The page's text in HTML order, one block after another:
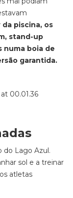
piscina, os
stand-up
numa boia de
garantida.
do Lago Azul.
sol e a treinar
atletas